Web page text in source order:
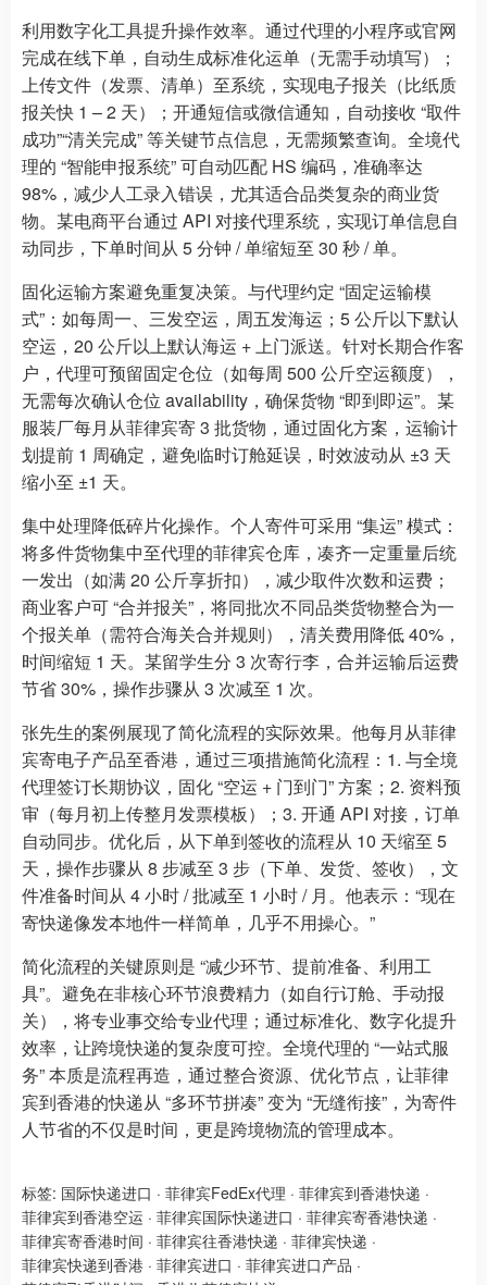
利用数字化工具提升操作效率。通过代理的小程序或官网
完成在线下单，自动生成标准化运单（无需手动填写）；
上传文件（发票、清单）至系统，实现电子报关（比纸质
报关快 1 – 2 天）；开通短信或微信通知，自动接收 “取件
成功”“清关完成” 等关键节点信息，无需频繁查询。全境代
理的 “智能申报系统” 可自动匹配 HS 编码，准确率达
98%，减少人工录入错误，尤其适合品类复杂的商业货
物。某电商平台通过 API 对接代理系统，实现订单信息自
动同步，下单时间从 5 分钟 / 单缩短至 30 秒 / 单。
固化运输方案避免重复决策。与代理约定 “固定运输模
式”：如每周一、三发空运，周五发海运；5 公斤以下默认
空运，20 公斤以上默认海运 + 上门派送。针对长期合作客
户，代理可预留固定仓位（如每周 500 公斤空运额度），
无需每次确认仓位 availability，确保货物 “即到即运”。某
服装厂每月从菲律宾寄 3 批货物，通过固化方案，运输计
划提前 1 周确定，避免临时订舱延误，时效波动从 ±3 天
缩小至 ±1 天。
集中处理降低碎片化操作。个人寄件可采用 “集运” 模式：
将多件货物集中至代理的菲律宾仓库，凑齐一定重量后统
一发出（如满 20 公斤享折扣），减少取件次数和运费；
商业客户可 “合并报关”，将同批次不同品类货物整合为一
个报关单（需符合海关合并规则），清关费用降低 40%，
时间缩短 1 天。某留学生分 3 次寄行李，合并运输后运费
节省 30%，操作步骤从 3 次减至 1 次。
张先生的案例展现了简化流程的实际效果。他每月从菲律
宾寄电子产品至香港，通过三项措施简化流程：1. 与全境
代理签订长期协议，固化 “空运 + 门到门” 方案；2. 资料预
审（每月初上传整月发票模板）；3. 开通 API 对接，订单
自动同步。优化后，从下单到签收的流程从 10 天缩至 5
天，操作步骤从 8 步减至 3 步（下单、发货、签收），文
件准备时间从 4 小时 / 批减至 1 小时 / 月。他表示：“现在
寄快递像发本地件一样简单，几乎不用操心。”
简化流程的关键原则是 “减少环节、提前准备、利用工
具”。避免在非核心环节浪费精力（如自行订舱、手动报
关），将专业事交给专业代理；通过标准化、数字化提升
效率，让跨境快递的复杂度可控。全境代理的 “一站式服
务” 本质是流程再造，通过整合资源、优化节点，让菲律
宾到香港的快递从 “多环节拼凑” 变为 “无缝衔接”，为寄件
人节省的不仅是时间，更是跨境物流的管理成本。
标签: 国际快递进口 · 菲律宾FedEx代理 · 菲律宾到香港快递 ·
菲律宾到香港空运 · 菲律宾国际快递进口 · 菲律宾寄香港快递 ·
菲律宾寄香港时间 · 菲律宾往香港快递 · 菲律宾快递 ·
菲律宾快递到香港 · 菲律宾进口 · 菲律宾进口产品 ·